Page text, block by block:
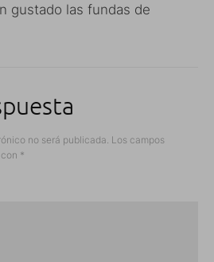
gustado las fundas de
no será publicada. Los campos
*